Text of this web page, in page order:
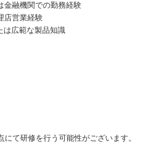
金融機関での勤務経験
店営業経験
は広範な製品知識
て研修を行う可能性がございます。